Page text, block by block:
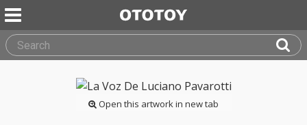
Open this artwork in new tab